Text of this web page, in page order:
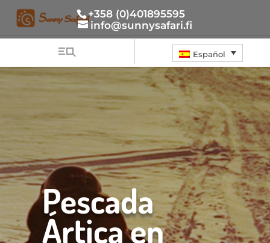
+358 (0)401895595
info@sunnysafari.fi
Español
Pescada
Ártica en